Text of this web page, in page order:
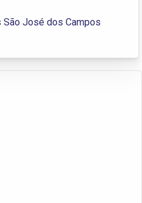
São José dos Campos